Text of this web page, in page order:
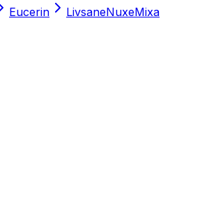
Eucerin LivsaneNuxeMixa